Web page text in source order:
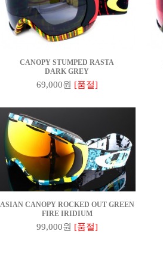
CANOPY STUMPED RASTA
DARK GREY
69,000원 [품절]
ASIAN CANOPY ROCKED OUT GREEN
FIRE IRIDIUM
99,000원 [품절]